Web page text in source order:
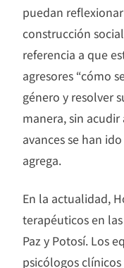
puedan
construcción
referencia a que
agresores “cómo
género y resolver
manera, sin acudir
avances se han
agrega.
En la actualidad,
terapéuticos en
Paz y Potosí. Los
psicólogos